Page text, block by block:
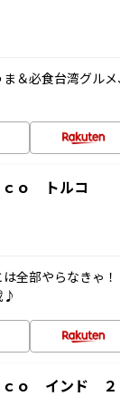
＆必食台湾グル
ｏ トルコ
は全部やらなき
♪
ｏ インド ２